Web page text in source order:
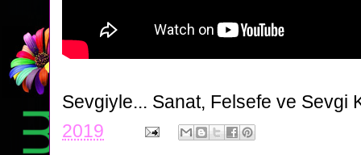
Sevgiyle... Sanat, Felsefe ve Sevgi
2019